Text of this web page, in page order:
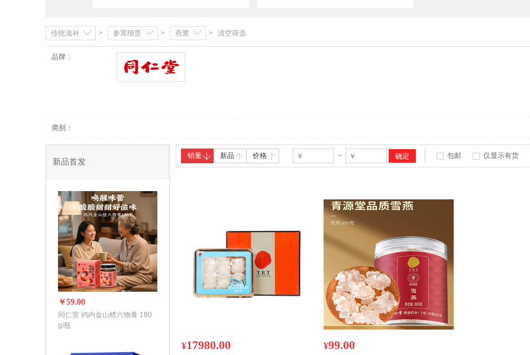
营养健康
营养成分
护体护手
传统滋补 > 参茸细贵 > 燕窝 > 清空筛选
品牌：
类别：
销量 新品 价格 ~ 包邮 仅显示有货
¥17980.00 ¥99.00
新品首发
￥59.00
同仁堂 鸡内金山楂六物膏 180
g/瓶